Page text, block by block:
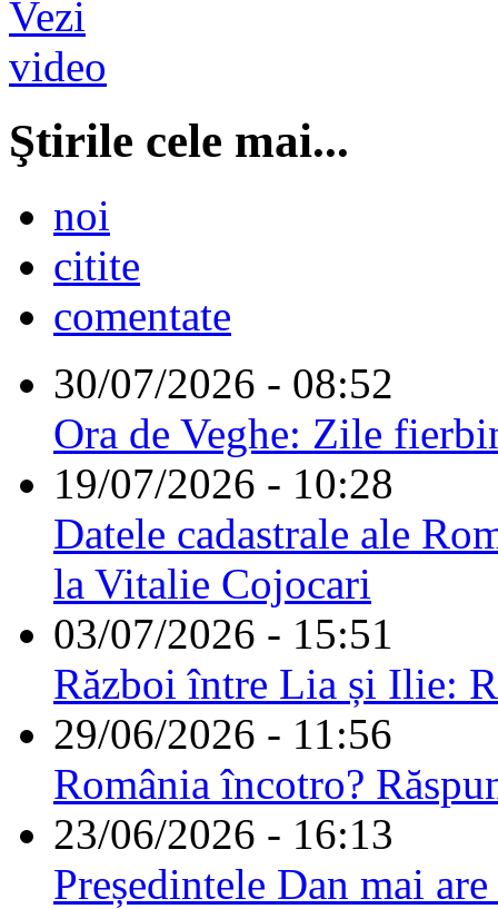
Ştirile cele mai...
noi
citite
comentate
30/07/2026 - 08:52
Ora de Veghe: Zile
19/07/2026 - 10:28
Datele cadastrale ale
la Vitalie Cojocari
03/07/2026 - 15:51
Război între Lia și Ilie:
29/06/2026 - 11:56
România încotro?
23/06/2026 - 16:13
Președintele Dan mai